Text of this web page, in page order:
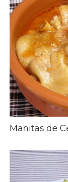
Manitas de